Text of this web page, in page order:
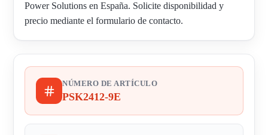
Power Solutions en España. Solicite disponibilidad y
precio mediante el formulario de contacto.
NÚMERO DE ARTÍCULO
PSK2412-9E